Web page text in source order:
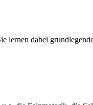
lernen dabei